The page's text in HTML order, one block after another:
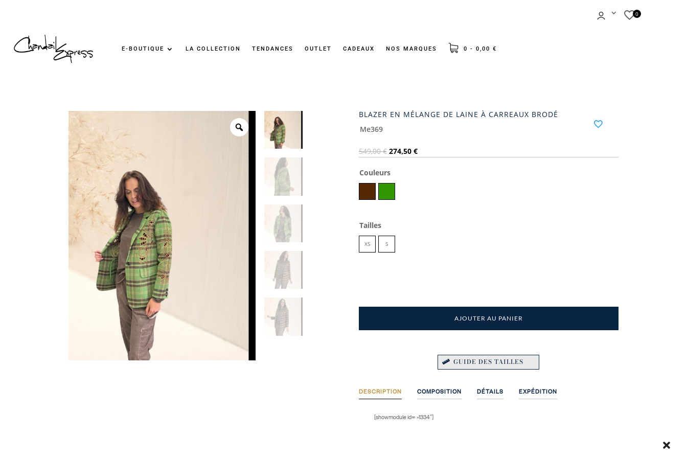
E-BOUTIQUE LA COLLECTION TENDANCES OUTLET CADEAUX NOS MARQUES 0 - 0,00 €
BLAZER EN MÉLANGE DE LAINE À CARREAUX BRODÉ
Me369
549,00€ Le
initial
était :
549,00 €.
274,50 €Le
Couleurs
Tailles
XS S
AJOUTER AU PANIER
GUIDE DES TAILLES
DESCRIPTION COMPOSITION DÉTAILS EXPÉDITION
[showmodule id= »1334″]